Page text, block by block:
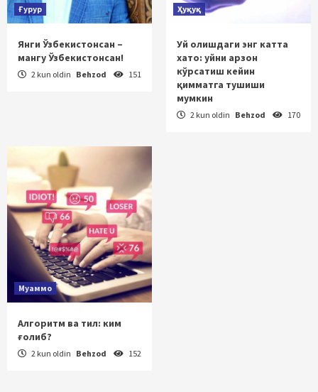
Ғурур
Янги Ўзбекистонсан –
мангу Ўзбекистонсан!
2 kun oldin Behzod 151
Ҳуқуқ
Уй олишдаги энг катта
хато: уйни арзон
кўрсатиш кейин
қимматга тушиши
мумкин
2 kun oldin Behzod 170
Муаммо
Алгоритм ва тил: ким
ғолиб?
2 kun oldin Behzod 152